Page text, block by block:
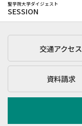
聖学院大学ダイジェスト
SESSION
交通アクセス
資料請求